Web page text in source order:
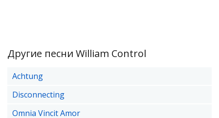
Другие песни William Control
Achtung
Disconnecting
Omnia Vincit Amor